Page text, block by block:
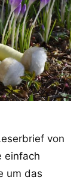
von
einfach
um das